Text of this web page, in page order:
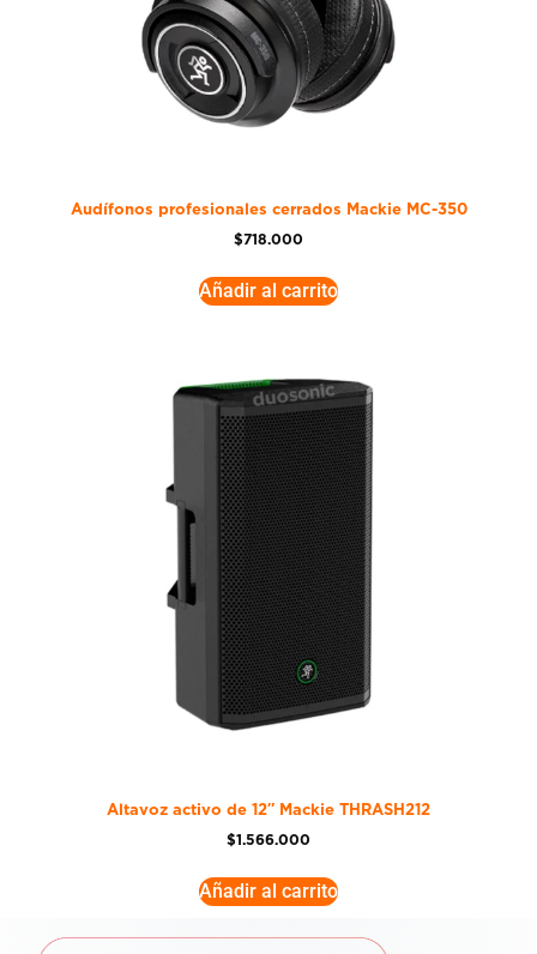
Audífonos profesionales cerrados Mackie MC-350
$718.000
Añadir al carrito
Altavoz activo de 12″ Mackie THRASH212
$1.566.000
Añadir al carrito